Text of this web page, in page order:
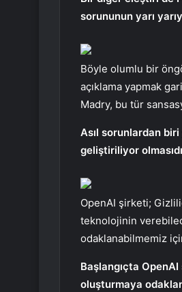
sorununun yarı
Böyle olumlu bir
açıklama yapmak
Madry, bu tür
Asıl sorunlardan
geliştiriliyor
OpenAI şirketi;
teknolojinin
odaklanabilmemiz
Başlangıçta
oluşturmaya